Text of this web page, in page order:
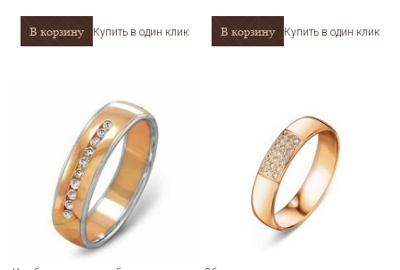
В корзину Купить в один клик В корзину Купить в один клик